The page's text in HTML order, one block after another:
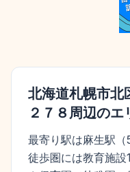
北海道札幌市北
２７８ 周辺のエ
最寄り駅は麻生駅
徒歩圏には教育施